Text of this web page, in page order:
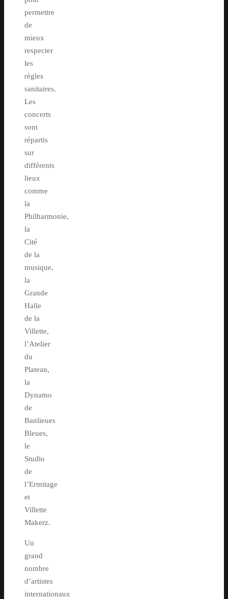
permettre
de
mieux
respecter
les
règles
sanitaires.
Les
concerts
sont
répartis
sur
différents
lieux
comme
la
Philharmonie,
la
Cité
de la
musique,
la
Grande
Halle
de la
Villette,
l’Atelier
du
Plateau,
la
Dynamo
de
Banlieues
Bleues,
le
Studio
de
l’Ermitage
et
Villette
Makerz.
Un
grand
nombre
d’artistes
internationaux